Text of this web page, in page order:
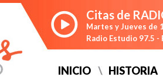
Citas de
Martes y Jueves de
Radio Estudio 97.5 -
INICIO HISTORIA